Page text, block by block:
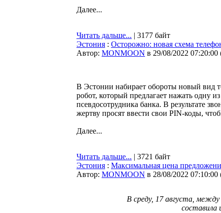
Далее...
Читать дальше... | 3177 байт
Эстония : Осторожно: новая схема
Автор: MONMOON в 29/08/2022 07:20:00
В Эстонии набирает обороты новый вид
робот, который предлагает нажать одну
псевдосотрудника банка. В результате
жертву просят ввести свои PIN-коды,
Далее...
Читать дальше... | 3721 байт
Эстония : Максимальная цена
Автор: MONMOON в 28/08/2022 07:10:00
В среду, 17 августа,
составила